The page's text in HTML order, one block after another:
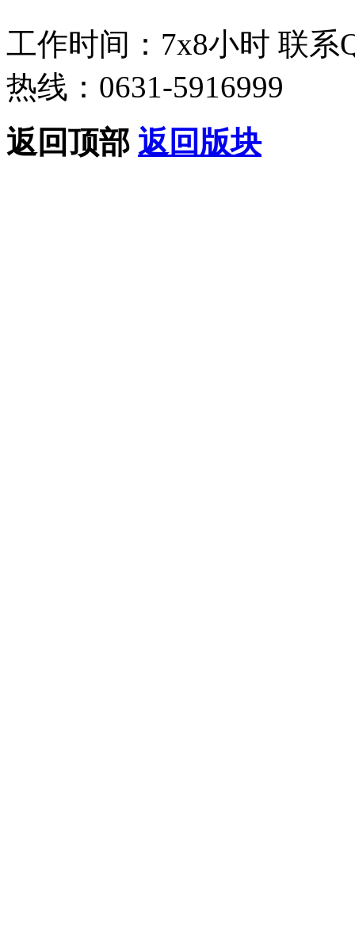
工作时间：7x8小时 联系
热线：0631-5916999
返回顶部 返回版块